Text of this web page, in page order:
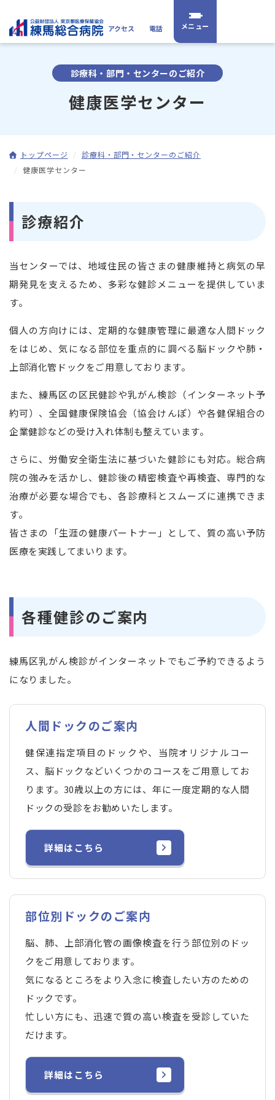
アクセス 電話
診療科・部門・センターのご紹介
健康医学センター
トップページ
診療科・部門・センターのご紹介
健康医学センター
診療紹介
当センターでは、地域住民の皆さまの健康維持と病気の早
期発見を支えるため、多彩な健診メニューを提供していま
す。
個人の方向けには、定期的な健康管理に最適な人間ドック
をはじめ、気になる部位を重点的に調べる脳ドックや肺・
上部消化管ドックをご用意しております。
また、練馬区の区民健診や乳がん検診（インターネット予
約可）、全国健康保険協会（協会けんぽ）や各健保組合の
企業健診などの受け入れ体制も整えています。
さらに、労働安全衛生法に基づいた健診にも対応。総合病
院の強みを活かし、健診後の精密検査や再検査、専門的な
治療が必要な場合でも、各診療科とスムーズに連携できま
す。
皆さまの「生涯の健康パートナー」として、質の高い予防
医療を実践してまいります。
各種健診のご案内
練馬区乳がん検診がインターネットでもご予約できるよう
になりました。
人間ドックのご案内
健保連指定項目のドックや、当院オリジナルコー
ス、脳ドックなどいくつかのコースをご用意してお
ります。30歳以上の方には、年に一度定期的な人間
ドックの受診をお勧めいたします。
詳細はこちら
部位別ドックのご案内
脳、肺、上部消化管の画像検査を行う部位別のドッ
クをご用意しております。
気になるところをより入念に検査したい方のための
ドックです。
忙しい方にも、迅速で質の高い検査を受診していた
だけます。
詳細はこちら